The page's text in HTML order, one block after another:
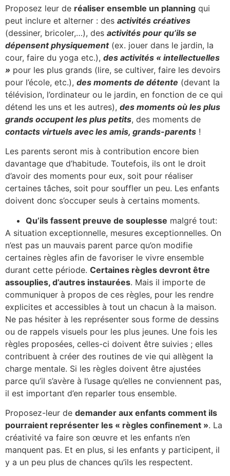
Proposez leur de réaliser ensemble un planning qui
peut inclure et alterner : des activités créatives
(dessiner, bricoler,…), des activités pour qu’ils se
dépensent physiquement(ex. jouer dans le jardin, la
cour, faire du yoga etc.), des activités « intellectuelles
» pour les plus grands (lire, se cultiver, faire les devoirs
pour l’école, etc.), des moments de détente (devant la
télévision, l’ordinateur ou le jardin, en fonction de ce qui
détend les uns et les autres), des moments où les plus
grands occupent les plus petits, des moments de
contacts virtuels avec les amis, grands-parents !
Les parents seront mis à contribution encore bien
davantage que d’habitude. Toutefois, ils ont le droit
d’avoir des moments pour eux, soit pour réaliser
certaines tâches, soit pour souffler un peu. Les enfants
doivent donc s’occuper seuls à certains moments.
Qu’ils fassent preuve de souplesse malgré tout:
A situation exceptionnelle, mesures exceptionnelles. On
n’est pas un mauvais parent parce qu’on modifie
certaines règles afin de favoriser le vivre ensemble
durant cette période. Certaines règles devront être
assouplies, d’autres instaurées. Mais il importe de
communiquer à propos de ces règles, pour les rendre
explicites et accessibles à tout un chacun à la maison.
Ne pas hésiter à les représenter sous forme de dessins
ou de rappels visuels pour les plus jeunes. Une fois les
règles proposées, celles-ci doivent être suivies ; elles
contribuent à créer des routines de vie qui allègent la
charge mentale. Si les règles doivent être ajustées
parce qu’il s’avère à l’usage qu’elles ne conviennent pas,
il est important d’en reparler tous ensemble.
Proposez-leur de demander aux enfants comment ils
pourraient représenter les « règles confinement ». La
créativité va faire son œuvre et les enfants n’en
manquent pas. Et en plus, si les enfants y participent, il
y a un peu plus de chances qu’ils les respectent.